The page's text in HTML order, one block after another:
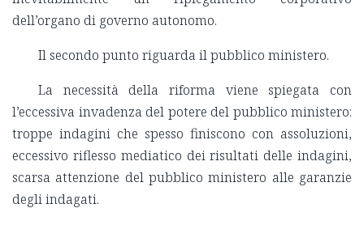
dell’organo di governo autonomo.
Il secondo punto riguarda il pubblico ministero.
La necessità della riforma viene spiegata con
l’eccessiva invadenza del potere del pubblico ministero:
troppe indagini che spesso finiscono con assoluzioni,
eccessivo riflesso mediatico dei risultati delle indagini,
scarsa attenzione del pubblico ministero alle garanzie
degli indagati.